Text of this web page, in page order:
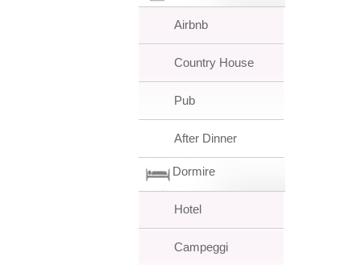
Airbnb
Country House
Pub
After Dinner
Dormire
Hotel
Campeggi